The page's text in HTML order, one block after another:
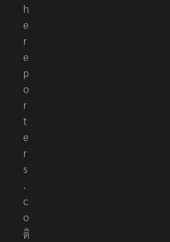
t
h
e
r
e
p
o
r
t
e
r
s
.
c
o